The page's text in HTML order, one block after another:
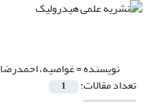
نویسنده =غواصیه، احمدرضا
تعداد مقالات: 1